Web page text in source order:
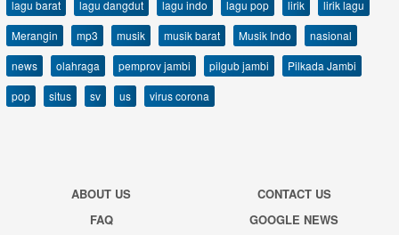
lagu barat
lagu dangdut lagu indo lagu pop lirik
lirik lagu
Merangin
mp3 musik musik barat Musik Indo
nasional
news
olahraga pemprov jambi pilgub jambi
Pilkada Jambi
pop
situs sv us virus corona
ABOUT US
CONTACT US
FAQ
GOOGLE NEWS